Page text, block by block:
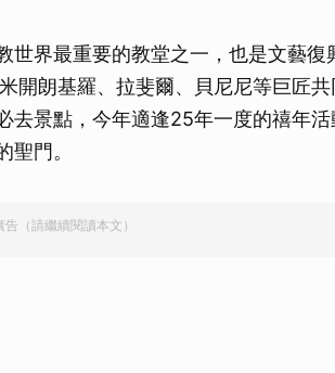
世界最重要的教堂之一，也是文藝復
開朗基羅、拉斐爾、貝尼尼等巨匠
去景點，今年適逢25年一度的禧年
門。
告（請繼續閱讀本文）